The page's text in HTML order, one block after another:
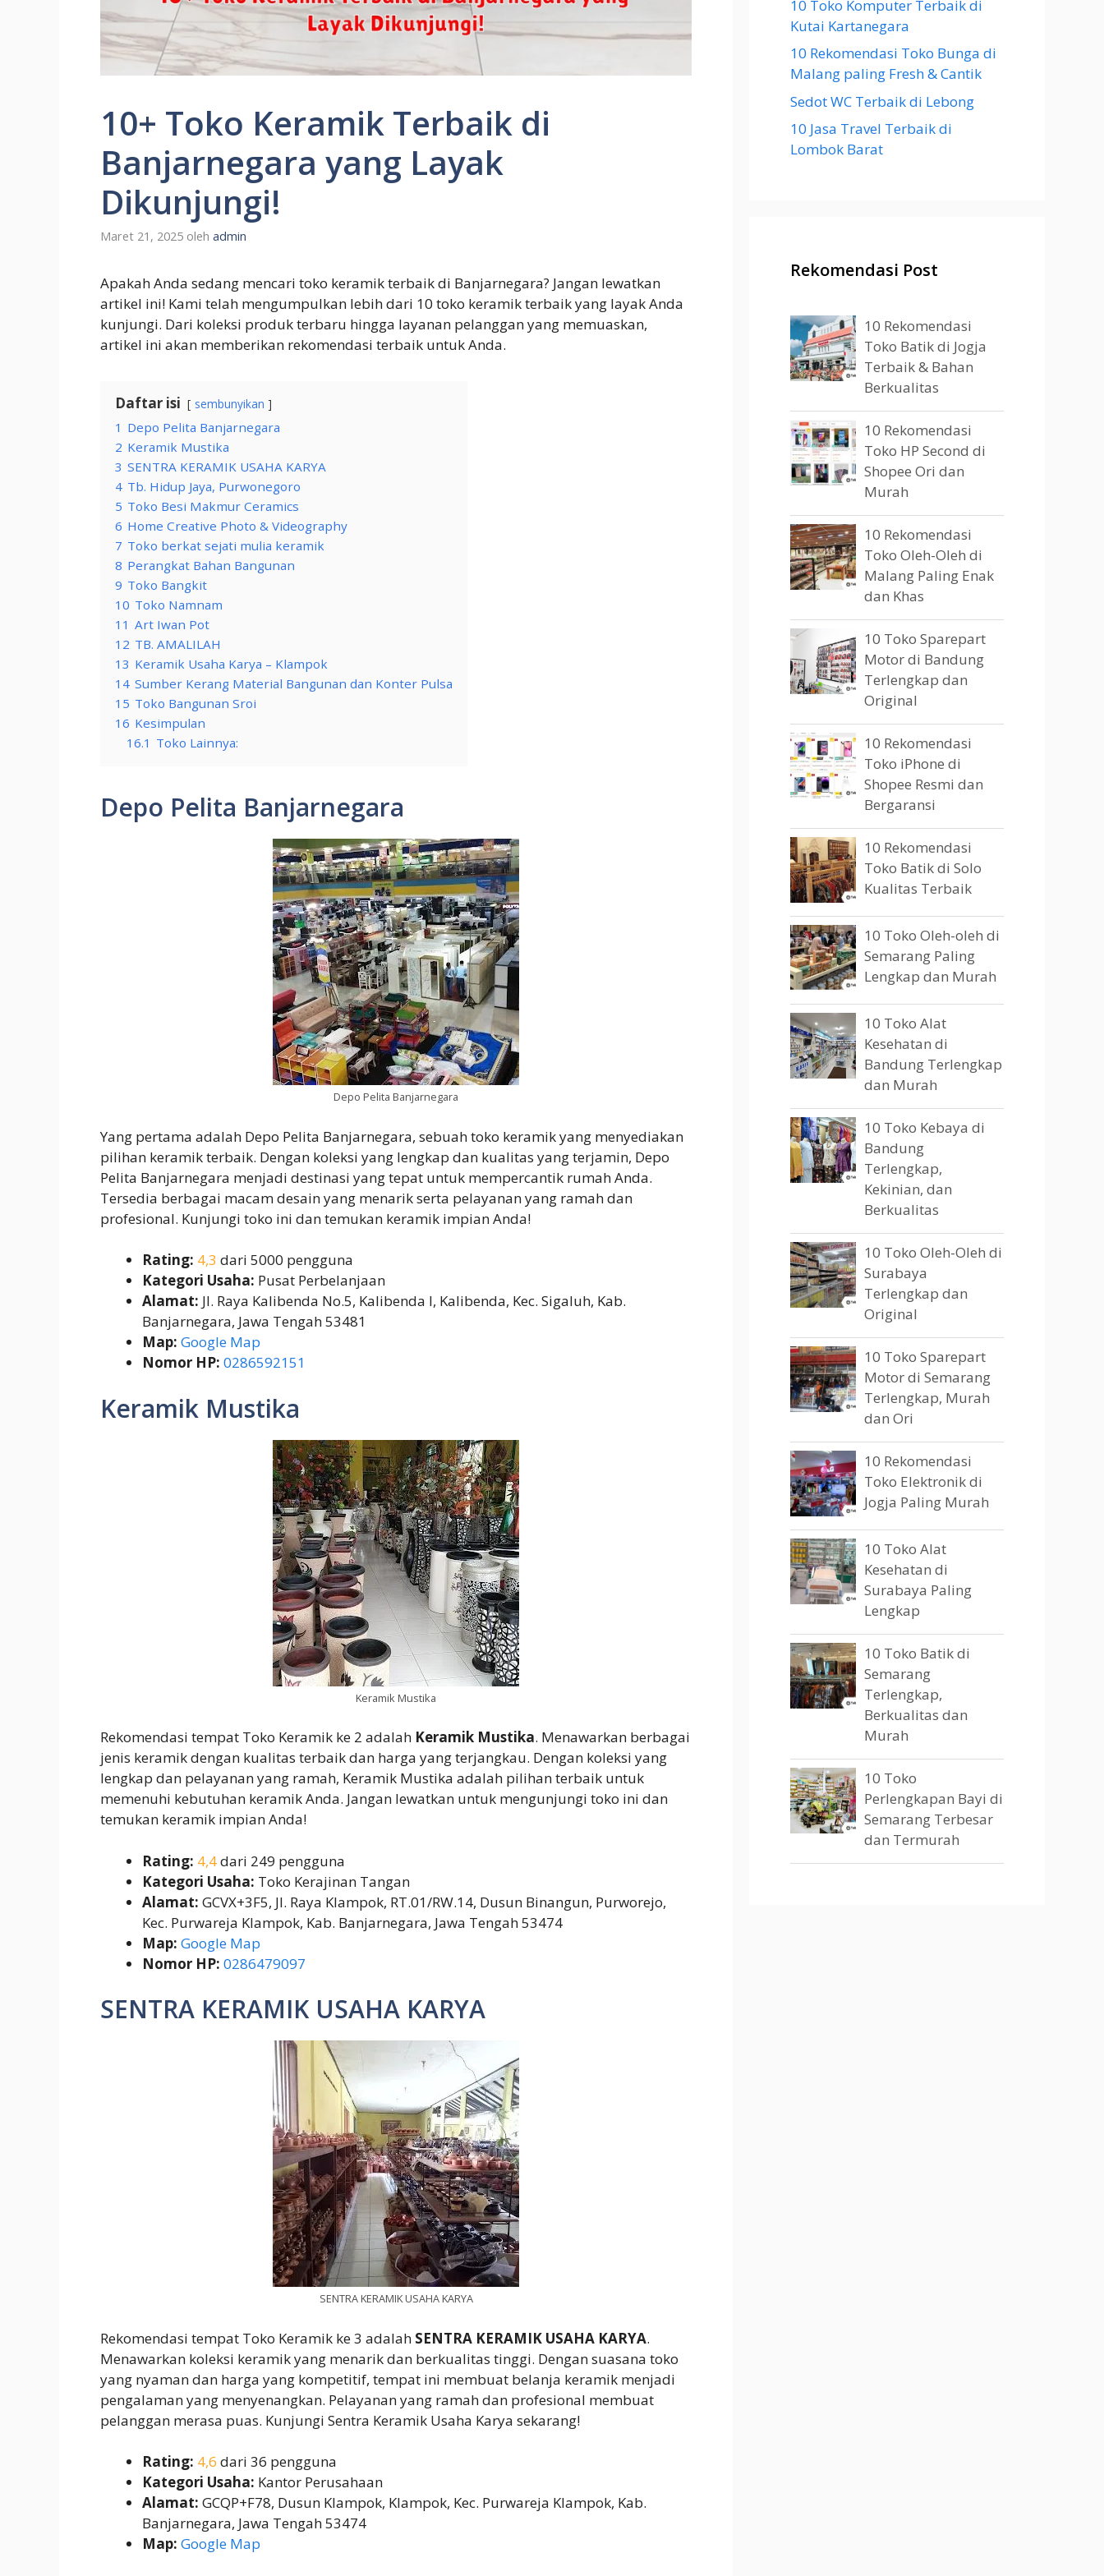
10+ Toko Keramik Terbaik di
Banjarnegara yang Layak
Dikunjungi!
Maret 21, 2025 oleh admin
Apakah Anda sedang mencari toko keramik terbaik di Banjarnegara? Jangan lewatkan
artikel ini! Kami telah mengumpulkan lebih dari 10 toko keramik terbaik yang layak Anda
kunjungi. Dari koleksi produk terbaru hingga layanan pelanggan yang memuaskan,
artikel ini akan memberikan rekomendasi terbaik untuk Anda.
Daftar isi sembunyikan
1 Depo Pelita Banjarnegara
2 Keramik Mustika
3 SENTRA KERAMIK USAHA KARYA
4 Tb. Hidup Jaya, Purwonegoro
5 Toko Besi Makmur Ceramics
6 Home Creative Photo & Videography
7 Toko berkat sejati mulia keramik
8 Perangkat Bahan Bangunan
9 Toko Bangkit
10 Toko Namnam
11 Art Iwan Pot
12 TB. AMALILAH
13 Keramik Usaha Karya – Klampok
14 Sumber Kerang Material Bangunan dan Konter Pulsa
15 Toko Bangunan Sroi
16 Kesimpulan
16.1 Toko Lainnya:
Depo Pelita Banjarnegara
Depo Pelita Banjarnegara
Yang pertama adalah Depo Pelita Banjarnegara, sebuah toko keramik yang menyediakan
pilihan keramik terbaik. Dengan koleksi yang lengkap dan kualitas yang terjamin, Depo
Pelita Banjarnegara menjadi destinasi yang tepat untuk mempercantik rumah Anda.
Tersedia berbagai macam desain yang menarik serta pelayanan yang ramah dan
profesional. Kunjungi toko ini dan temukan keramik impian Anda!
Rating: 4,3 dari 5000 pengguna
Kategori Usaha: Pusat Perbelanjaan
Alamat: Jl. Raya Kalibenda No.5, Kalibenda I, Kalibenda, Kec. Sigaluh, Kab.
Banjarnegara, Jawa Tengah 53481
Map: Google Map
Nomor HP: 0286592151
Keramik Mustika
Keramik Mustika
Rekomendasi tempat Toko Keramik ke 2 adalah Keramik Mustika. Menawarkan berbagai
jenis keramik dengan kualitas terbaik dan harga yang terjangkau. Dengan koleksi yang
lengkap dan pelayanan yang ramah, Keramik Mustika adalah pilihan terbaik untuk
memenuhi kebutuhan keramik Anda. Jangan lewatkan untuk mengunjungi toko ini dan
temukan keramik impian Anda!
Rating: 4,4dari 249 pengguna
Kategori Usaha: Toko Kerajinan Tangan
Alamat: GCVX+3F5, Jl. Raya Klampok, RT.01/RW.14, Dusun Binangun, Purworejo,
Kec. Purwareja Klampok, Kab. Banjarnegara, Jawa Tengah 53474
Map: Google Map
Nomor HP: 0286479097
SENTRA KERAMIK USAHA KARYA
SENTRA KERAMIK USAHA KARYA
Rekomendasi tempat Toko Keramik ke 3 adalah SENTRA KERAMIK USAHA KARYA.
Menawarkan koleksi keramik yang menarik dan berkualitas tinggi. Dengan suasana toko
yang nyaman dan harga yang kompetitif, tempat ini membuat belanja keramik menjadi
pengalaman yang menyenangkan. Pelayanan yang ramah dan profesional membuat
pelanggan merasa puas. Kunjungi Sentra Keramik Usaha Karya sekarang!
Rating: 4,6 dari 36 pengguna
Kategori Usaha: Kantor Perusahaan
Alamat: GCQP+F78, Dusun Klampok, Klampok, Kec. Purwareja Klampok, Kab.
Banjarnegara, Jawa Tengah 53474
Map: Google Map
10 Toko Komputer Terbaik di
Kutai Kartanegara
10 Rekomendasi Toko Bunga di
Malang paling Fresh & Cantik
Sedot WC Terbaik di Lebong
10 Jasa Travel Terbaik di
Lombok Barat
Rekomendasi Post
10 Rekomendasi
Toko Batik di Jogja
Terbaik & Bahan
Berkualitas
10 Rekomendasi
Toko HP Second di
Shopee Ori dan
Murah
10 Rekomendasi
Toko Oleh-Oleh di
Malang Paling Enak
dan Khas
10 Toko Sparepart
Motor di Bandung
Terlengkap dan
Original
10 Rekomendasi
Toko iPhone di
Shopee Resmi dan
Bergaransi
10 Rekomendasi
Toko Batik di Solo
Kualitas Terbaik
10 Toko Oleh-oleh di
Semarang Paling
Lengkap dan Murah
10 Toko Alat
Kesehatan di
Bandung Terlengkap
dan Murah
10 Toko Kebaya di
Bandung
Terlengkap,
Kekinian, dan
Berkualitas
10 Toko Oleh-Oleh di
Surabaya
Terlengkap dan
Original
10 Toko Sparepart
Motor di Semarang
Terlengkap, Murah
dan Ori
10 Rekomendasi
Toko Elektronik di
Jogja Paling Murah
10 Toko Alat
Kesehatan di
Surabaya Paling
Lengkap
10 Toko Batik di
Semarang
Terlengkap,
Berkualitas dan
Murah
10 Toko
Perlengkapan Bayi di
Semarang Terbesar
dan Termurah